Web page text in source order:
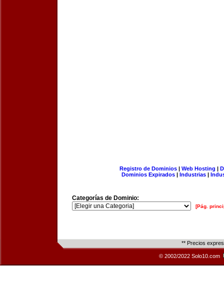
Registro de Dominios| Web Hosting |
Dominios Expirados | Industrias |
Categorías de Dominio:
[Pág.
** Precios
© 2002/2022 Solo10.com